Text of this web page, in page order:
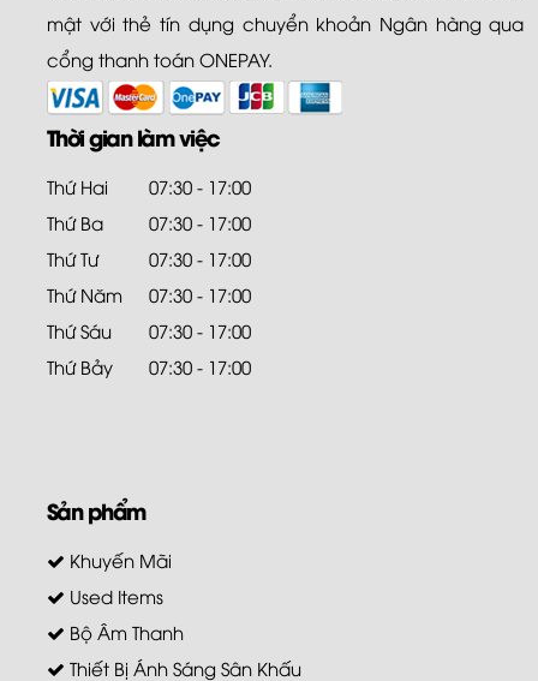
mật với thẻ tín dụng chuyển khoản Ngân hàng qua
cổng thanh toán ONEPAY.
Thời gian làm việc
Thứ Hai
07:30 - 17:00
Thứ Ba
07:30 - 17:00
Thứ Tư
07:30 - 17:00
Thứ Năm
07:30 - 17:00
Thứ Sáu
07:30 - 17:00
Thứ Bảy
07:30 - 17:00
Sản phẩm
Khuyến Mãi
Used Items
Bộ Âm Thanh
Thiết Bị Ánh Sáng Sân Khấu